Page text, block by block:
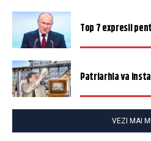
Top 7 expresii
Patriarhia va
VEZI MAI